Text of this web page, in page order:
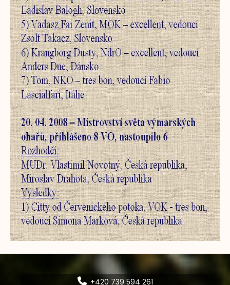
+420 739 594 261